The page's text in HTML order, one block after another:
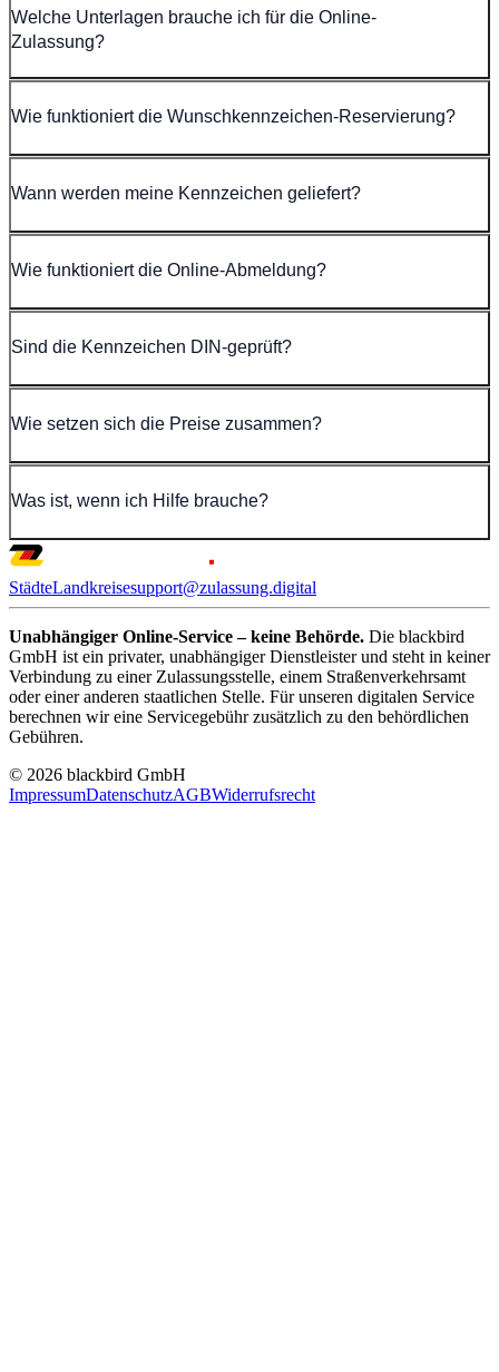
Welche Unterlagen brauche ich für die Online-
Zulassung?
Wie funktioniert die Wunschkennzeichen-Reservierung?
Wann werden meine Kennzeichen geliefert?
Wie funktioniert die Online-Abmeldung?
Sind die Kennzeichen DIN-geprüft?
Wie setzen sich die Preise zusammen?
Was ist, wenn ich Hilfe brauche?
StädteLandkreisesupport@zulassung.digital
Unabhängiger Online-Service – keine Behörde. Die blackbird
GmbH ist ein privater, unabhängiger Dienstleister und steht in keiner
Verbindung zu einer Zulassungsstelle, einem Straßenverkehrsamt
oder einer anderen staatlichen Stelle. Für unseren digitalen Service
berechnen wir eine Servicegebühr zusätzlich zu den behördlichen
Gebühren.
© 2026 blackbird GmbH
ImpressumDatenschutzAGBWiderrufsrecht